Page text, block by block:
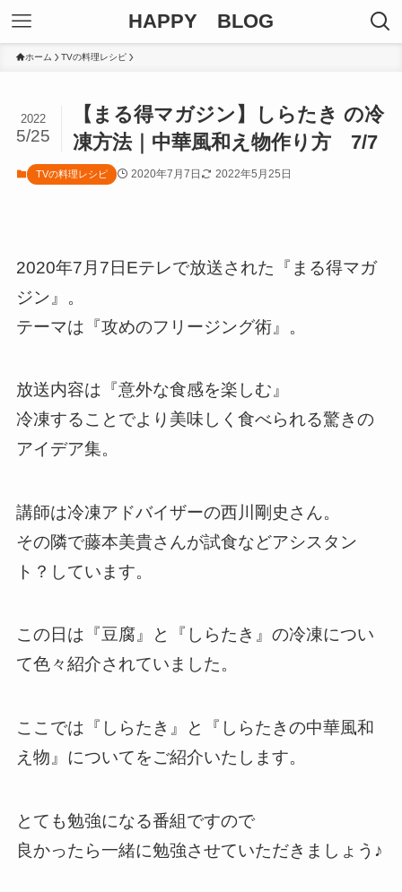
HAPPY BLOG
ホーム TVの料理レシピ
【まる得マガジン】しらたき の冷
凍方法｜中華風和え物作り方 7/7
2022
5/25
TVの料理レシピ 2020年7月7日 2022年5月25日
2020年7月7日Eテレで放送された『まる得マガ
ジン』。
テーマは『攻めのフリージング術』。
放送内容は『意外な食感を楽しむ』
冷凍することでより美味しく食べられる驚きの
アイデア集。
講師は冷凍アドバイザーの西川剛史さん。
その隣で藤本美貴さんが試食などアシスタン
ト？しています。
この日は『豆腐』と『しらたき』の冷凍につい
て色々紹介されていました。
ここでは『しらたき』と『しらたきの中華風和
え物』についてをご紹介いたします。
とても勉強になる番組ですので
良かったら一緒に勉強させていただきましょう♪